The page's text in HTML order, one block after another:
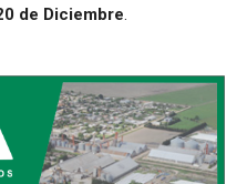
de Diciembre